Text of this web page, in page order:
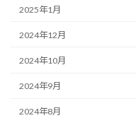
2025年1月
2024年12月
2024年10月
2024年9月
2024年8月